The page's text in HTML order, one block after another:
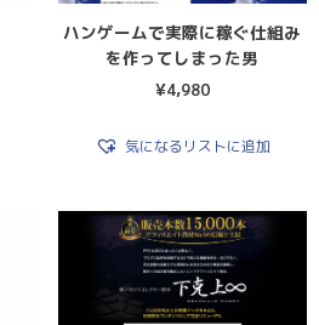
ハンゲームで実際に稼ぐ仕組み
を作ってしまった男
¥4,980
気になるリストに追加